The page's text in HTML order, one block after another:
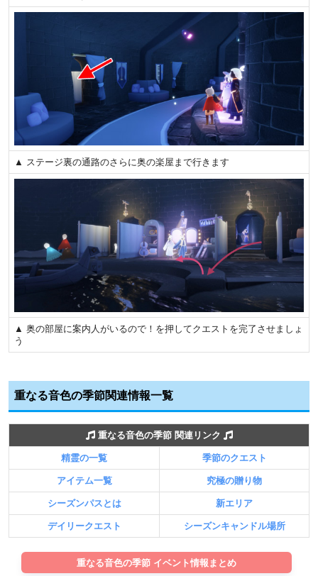
▲ ステージ裏の通路のさらに奥の楽屋まで行きます
▲ 奥の部屋に案内人がいるので！を押してクエストを完了させましょ
う
重なる音色の季節関連情報一覧
重なる音色の季節 関連リンク
精霊の一覧 季節のクエスト
アイテム一覧 究極の贈り物
シーズンパスとは 新エリア
デイリークエスト シーズンキャンドル場所
重なる音色の季節 イベント情報まとめ